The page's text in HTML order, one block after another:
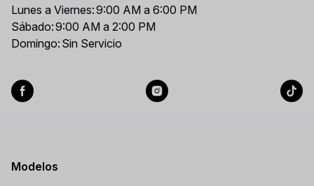
Lunes a Viernes:9:00 AM a 6:00 PM
Sábado:9:00 AM a 2:00 PM
Domingo: Sin Servicio
Modelos